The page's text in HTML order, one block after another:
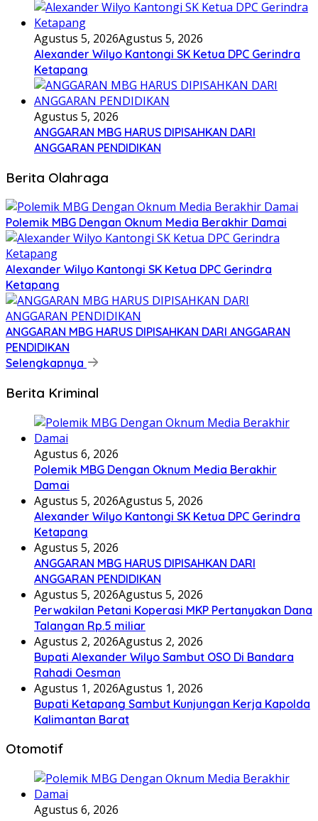
Agustus 5, 2026Agustus 5, 2026
Alexander Wilyo Kantongi SK Ketua DPC Gerindra
Ketapang
Agustus 5, 2026
ANGGARAN MBG HARUS DIPISAHKAN DARI
ANGGARAN PENDIDIKAN
Berita Olahraga
Polemik MBG Dengan Oknum Media Berakhir Damai
Alexander Wilyo Kantongi SK Ketua DPC Gerindra
Ketapang
ANGGARAN MBG HARUS DIPISAHKAN DARI ANGGARAN
PENDIDIKAN
Selengkapnya
Berita Kriminal
Agustus 6, 2026
Polemik MBG Dengan Oknum Media Berakhir
Damai
Agustus 5, 2026Agustus 5, 2026
Alexander Wilyo Kantongi SK Ketua DPC Gerindra
Ketapang
Agustus 5, 2026
ANGGARAN MBG HARUS DIPISAHKAN DARI
ANGGARAN PENDIDIKAN
Agustus 5, 2026Agustus 5, 2026
Perwakilan Petani Koperasi MKP Pertanyakan Dana
Talangan Rp.5 miliar
Agustus 2, 2026Agustus 2, 2026
Bupati Alexander Wilyo Sambut OSO Di Bandara
Rahadi Oesman
Agustus 1, 2026Agustus 1, 2026
Bupati Ketapang Sambut Kunjungan Kerja Kapolda
Kalimantan Barat
Otomotif
Agustus 6, 2026